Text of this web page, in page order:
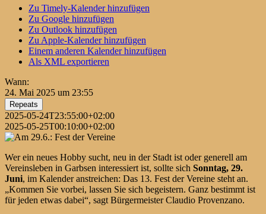
Zu Timely-Kalender hinzufügen
Zu Google hinzufügen
Zu Outlook hinzufügen
Zu Apple-Kalender hinzufügen
Einem anderen Kalender hinzufügen
Als XML exportieren
Wann:
24. Mai 2025 um 23:55
Repeats
2025-05-24T23:55:00+02:00
2025-05-25T00:10:00+02:00
Wer ein neues Hobby sucht, neu in der Stadt ist oder generell am
Vereinsleben in Garbsen interessiert ist, sollte sich Sonntag, 29.
Juni, im Kalender anstreichen: Das 13. Fest der Vereine steht an.
„Kommen Sie vorbei, lassen Sie sich begeistern. Ganz bestimmt ist
für jeden etwas dabei“, sagt Bürgermeister Claudio Provenzano.